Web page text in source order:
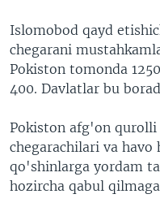
Islomobod qayd
chegarani
Pokiston tomonda
400. Davlatlar bu
Pokiston afg'on
chegarachilari va
qo'shinlarga yordam
hozircha qabul